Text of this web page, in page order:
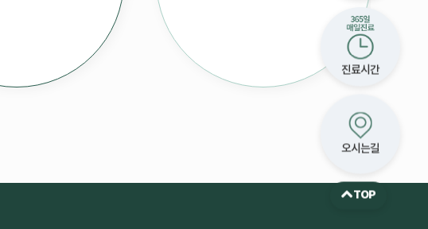
진료시간
오시는길
TOP